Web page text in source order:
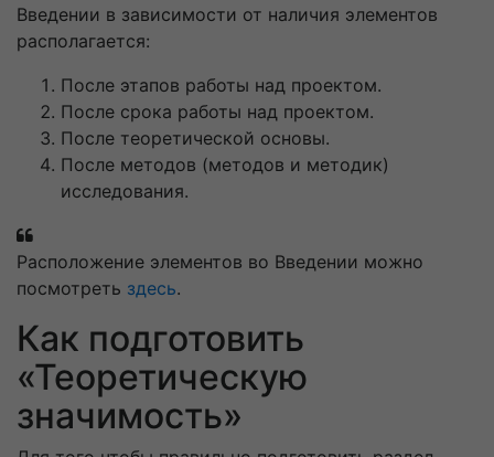
Введении в зависимости от наличия элементов
располагается:
После этапов работы над проектом.
После срока работы над проектом.
После теоретической основы.
После методов (методов и методик)
исследования.
Расположение элементов во Введении можно
посмотреть здесь.
Как подготовить
«Теоретическую
значимость»